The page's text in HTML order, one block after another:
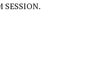
SESSION.